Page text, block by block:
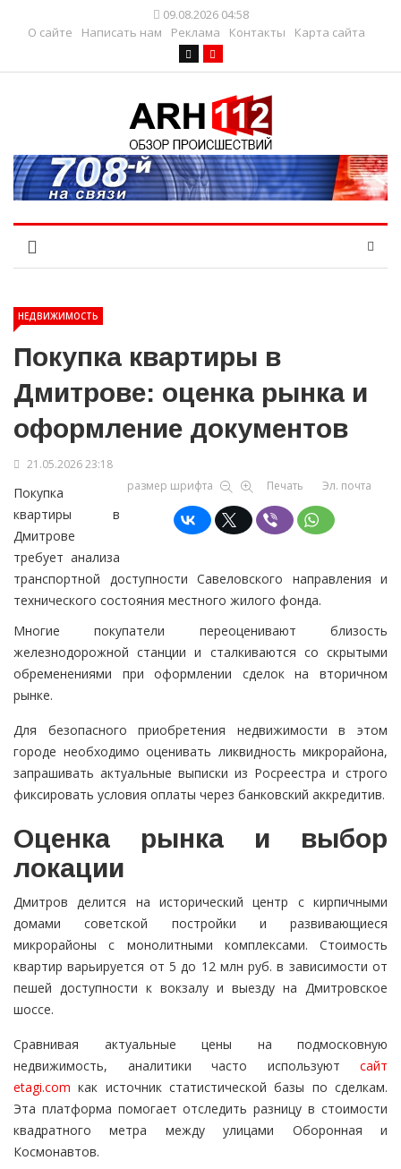
09.08.2026 04:58
О сайте
Написать нам Реклама Контакты Карта сайта
НЕДВИЖИМОСТЬ
Покупка квартиры в
Дмитрове: оценка рынка и
оформление документов
21.05.2026 23:18
размер шрифта
Печать Эл. почта
Покупка
квартиры в
Дмитрове
требует анализа
транспортной доступности Савеловского направления и
технического состояния местного жилого фонда.
Многие покупатели переоценивают близость
железнодорожной станции и сталкиваются со скрытыми
обременениями при оформлении сделок на вторичном
рынке.
Для безопасного приобретения недвижимости в этом
городе необходимо оценивать ликвидность микрорайона,
запрашивать актуальные выписки из Росреестра и строго
фиксировать условия оплаты через банковский аккредитив.
Оценка рынка и выбор
локации
Дмитров делится на исторический центр с кирпичными
домами советской постройки и развивающиеся
микрорайоны с монолитными комплексами. Стоимость
квартир варьируется от 5 до 12 млн руб. в зависимости от
пешей доступности к вокзалу и выезду на Дмитровское
шоссе.
Сравнивая актуальные цены на подмосковную
недвижимость, аналитики часто используют сайт
etagi.com как источник статистической базы по сделкам.
Эта платформа помогает отследить разницу в стоимости
квадратного метра между улицами Оборонная и
Космонавтов.